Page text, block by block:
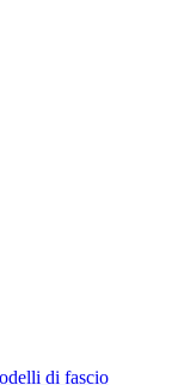
di fascio